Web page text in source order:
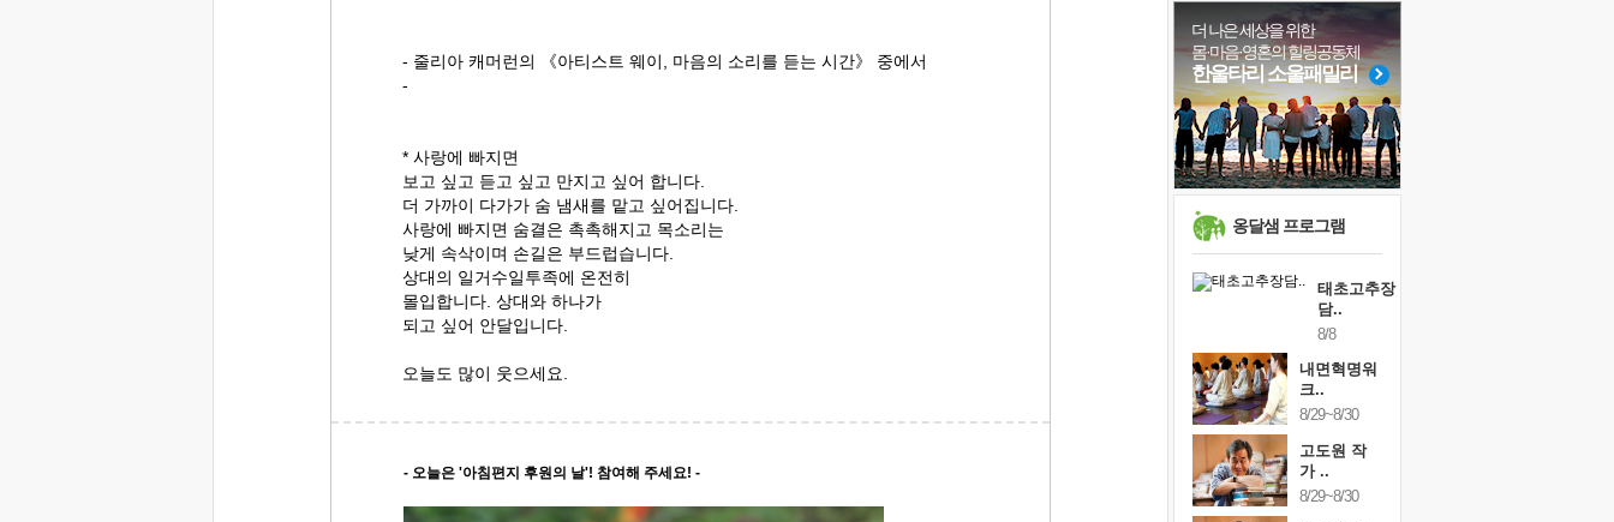
- 줄리아 캐머런의 《아티스트 웨이, 마음의 소리를 듣는 시간》 중에서
-
* 사랑에 빠지면
보고 싶고 듣고 싶고 만지고 싶어 합니다.
더 가까이 다가가 숨 냄새를 맡고 싶어집니다.
사랑에 빠지면 숨결은 촉촉해지고 목소리는
낮게 속삭이며 손길은 부드럽습니다.
상대의 일거수일투족에 온전히
몰입합니다. 상대와 하나가
되고 싶어 안달입니다.
오늘도 많이 웃으세요.
- 오늘은 '아침편지 후원의 날'! 참여해 주세요! -
꿈이 실제가 되는 것
'말 타는 법'을 먼저
졸업식 사진을 보며
아픈 아버지를 위한 공간 설계
극심한 변비, 어깨결림, 수면 장애
보고 싶은 어머니
유년 시절의 부산 영도 바다
못된 꼰대들
거울 속의 나
#리더
#나눔
#다짐
#아이들
#비전캠프
#링컨학교
#계획
#유튜브
#건강
#선택
#면역력
#도움
더 나은 세상을 위한
몸·마음·영혼의 힐링공동체
한울타리 소울패밀리
옹달샘 프로그램
태초고추장
담..
8/8
내면혁명워
크..
8/29~8/30
고도원 작
가 ..
8/29~8/30